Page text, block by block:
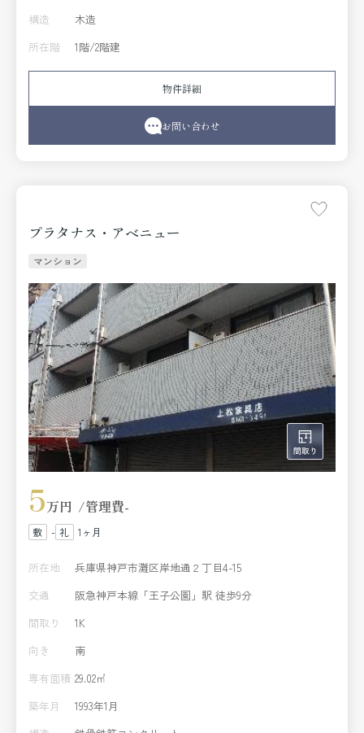
構造
木造
所在階
1階/2階建
物件詳細
お問い合わせ
プラタナス・アベニュー
マンション
5万円 管理費-
- 1ヶ月
所在地
兵庫県神戸市灘区岸地通２丁目4-15
交通
阪急神戸本線「王子公園」駅 徒歩9分
間取り
1K
向き
南
専有面積 29.02㎡
築年月
1993年1月